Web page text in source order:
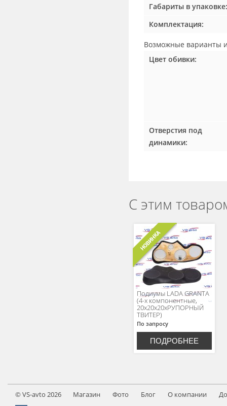
Габариты в упаковке:
Комплектация:
Возможные варианты
Цвет обивки:
Отверстия под
динамики:
С этим
Подиумы LADA GRANTA
(4-х компонентные,
20х20х20хРУПОРНЫЙ
ТВИТЕР)
По запросу
ПОДРОБНЕЕ
©VS-avto 2026 Магазин Фото Блог О компании